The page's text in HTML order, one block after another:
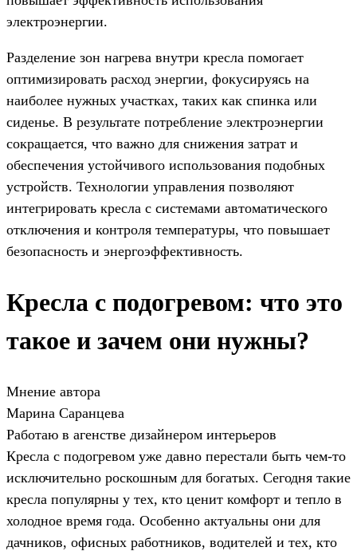
электроэнергии.
Разделение зон нагрева внутри кресла помогает
оптимизировать расход энергии, фокусируясь на
наиболее нужных участках, таких как спинка или
сиденье. В результате потребление электроэнергии
сокращается, что важно для снижения затрат и
обеспечения устойчивого использования подобных
устройств. Технологии управления позволяют
интегрировать кресла с системами автоматического
отключения и контроля температуры, что повышает
безопасность и энергоэффективность.
Кресла с подогревом: что это
такое и зачем они нужны?
Мнение автора
Марина Саранцева
Работаю в агенстве дизайнером интерьеров
Кресла с подогревом уже давно перестали быть чем-то
исключительно роскошным для богатых. Сегодня такие
кресла популярны у тех, кто ценит комфорт и тепло в
холодное время года. Особенно актуальны они для
дачников, офисных работников, водителей и тех, кто